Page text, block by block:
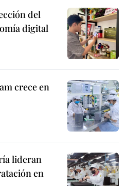
del
digital
crece en
lideran
en